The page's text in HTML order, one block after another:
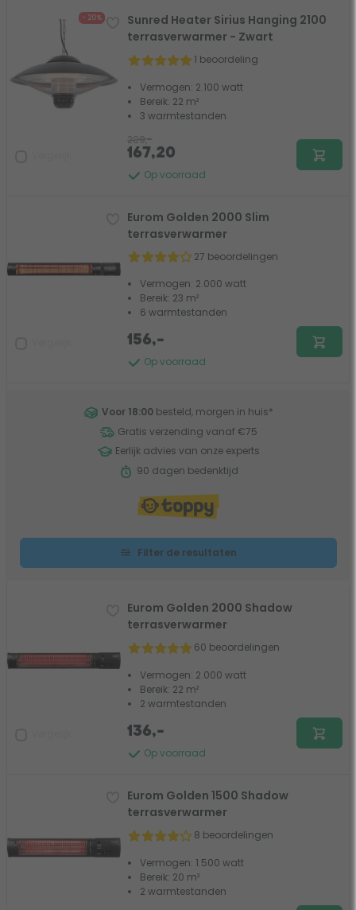
- 20%
Sunred Heater Sirius Hanging 2100
terrasverwarmer - Zwart
1 beoordeling
Vermogen: 2.100 watt
Bereik: 22 m²
3 warmtestanden
Op voorraad
209,-
167,20
Eurom Golden 2000 Slim
terrasverwarmer
27 beoordelingen
Vermogen: 2.000 watt
Bereik: 23 m²
6 warmtestanden
Op voorraad
156,-
Voor 18:00 besteld, morgen in huis*
Gratis verzending vanaf €75
Eerlijk advies van onze experts
90 dagen bedenktijd
Filter de resultaten
Eurom Golden 2000 Shadow
terrasverwarmer
60 beoordelingen
Vermogen: 2.000 watt
Bereik: 22 m²
2 warmtestanden
Op voorraad
136,-
Eurom Golden 1500 Shadow
terrasverwarmer
8 beoordelingen
Vermogen: 1.500 watt
Bereik: 20 m²
2 warmtestanden